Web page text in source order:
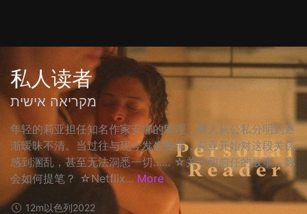
私人读者
מקריאה אישית
年轻的莉亚担任知名作家安娜的助理，两人从公私分明到逐
渐暧昧不清。当过往与现今发生擦撞，莉亚开始对这段关係
感到溷乱，甚至无法洞悉一切…… ☆关于和前任的故事，妳
会如何提笔？ ☆Netflix... More
12m以色列2022